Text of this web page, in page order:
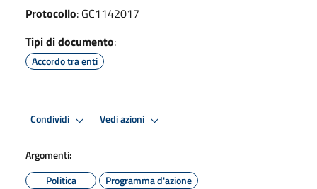
Protocollo: GC1142017
Tipi di documento:
Accordo tra enti
Condividi Vedi azioni
Argomenti:
Politica
Programma d'azione